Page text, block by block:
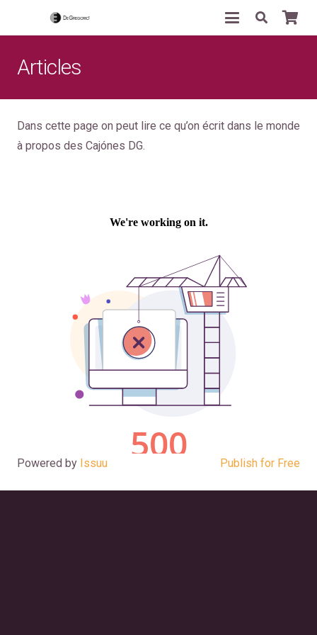
Articles
Dans cette page on peut lire ce qu’on écrit dans le monde
à propos des Cajónes DG.
Powered by Issuu Publish for Free